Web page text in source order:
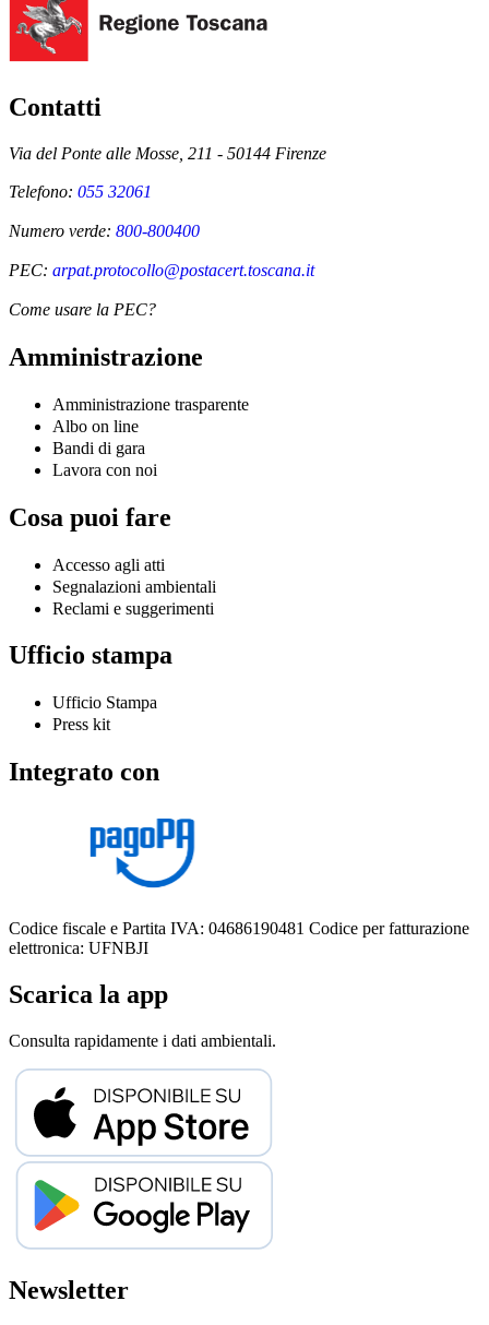
Contatti
Via del Ponte alle Mosse, 211 - 50144 Firenze
Telefono: 055 32061
Numero verde: 800-800400
PEC: arpat.protocollo@postacert.toscana.it
Come usare la PEC?
Amministrazione
Amministrazione trasparente
Albo on line
Bandi di gara
Lavora con noi
Cosa puoi fare
Accesso agli atti
Segnalazioni ambientali
Reclami e suggerimenti
Ufficio stampa
Ufficio Stampa
Press kit
Integrato con
Codice fiscale e Partita IVA: 04686190481 Codice per fatturazione
elettronica: UFNBJI
Scarica la app
Consulta rapidamente i dati ambientali.
Newsletter